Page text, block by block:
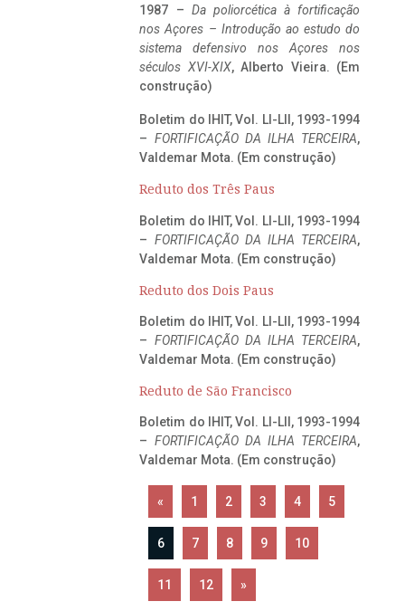
1987 – Da poliorcética à fortificação
nos Açores – Introdução ao estudo do
sistema defensivo nos Açores nos
séculos XVI-XIX, Alberto Vieira. (Em
construção)
Boletim do IHIT, Vol. LI-LII, 1993-1994
– FORTIFICAÇÃO DA ILHA TERCEIRA,
Valdemar Mota. (Em construção)
Reduto dos Três Paus
Boletim do IHIT, Vol. LI-LII, 1993-1994
– FORTIFICAÇÃO DA ILHA TERCEIRA,
Valdemar Mota. (Em construção)
Reduto dos Dois Paus
Boletim do IHIT, Vol. LI-LII, 1993-1994
– FORTIFICAÇÃO DA ILHA TERCEIRA,
Valdemar Mota. (Em construção)
Reduto de São Francisco
Boletim do IHIT, Vol. LI-LII, 1993-1994
– FORTIFICAÇÃO DA ILHA TERCEIRA,
Valdemar Mota. (Em construção)
« 1 2 3 4 5
6 7 8 9 10
11 12 »